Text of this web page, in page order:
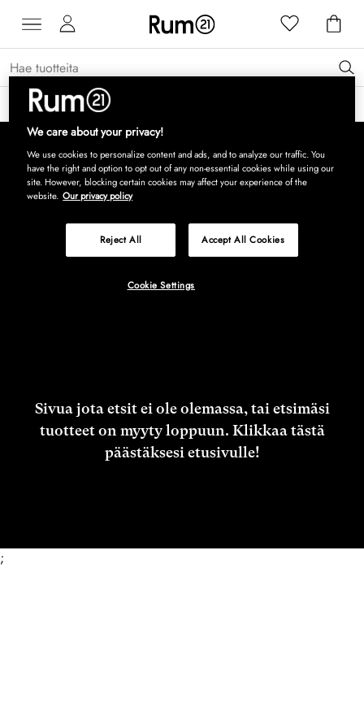
Saat 15 % alennusta Grythyttan Stålmöbler -tuotteista* →
Sivua jota etsit ei ole olemassa, tai etsimäsi
tuotteet on myyty loppuun. Klikkaa tästä
päästäksesi etusivulle!
;
We care about your privacy!
We use cookies to personalize content and ads, and to analyze our traffic. You
have the right and option to opt out of any non-essential cookies while using our
site. However, blocking certain cookies may affect your experience of the
website. Our privacy policy
Reject All Accept All Cookies
Cookie Settings